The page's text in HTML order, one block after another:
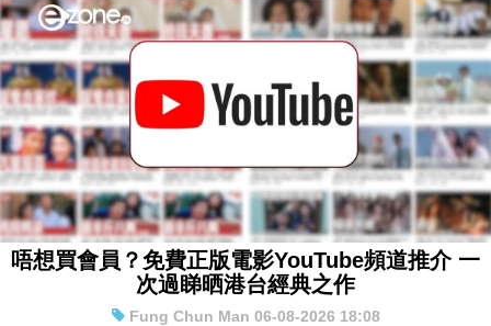
唔想買會員？免費正版電影YouTube頻道推介 一
次過睇晒港台經典之作
Fung Chun Man 06-08-2026 18:08